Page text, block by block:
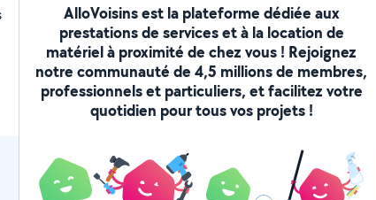
AlloVoisins est la plateforme dédiée aux
prestations de services et à la location de
matériel à proximité de chez vous ! Rejoignez
notre communauté de 4,5 millions de membres,
professionnels et particuliers, et facilitez votre
quotidien pour tous vos projets !